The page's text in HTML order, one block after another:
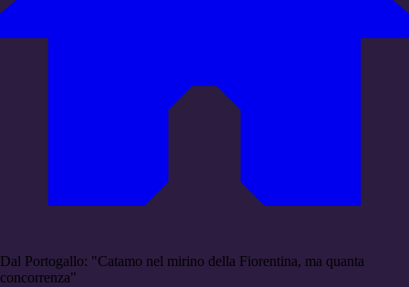
Dal Portogallo: "Catamo nel mirino della Fiorentina, ma quanta
concorrenza"